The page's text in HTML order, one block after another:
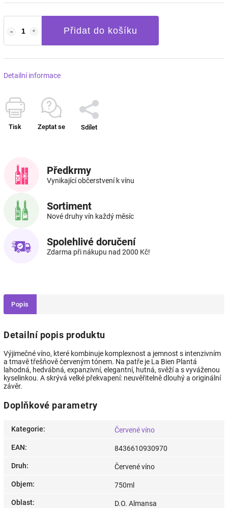
Přidat do košíku
Detailní informace
Tisk Zeptat se Sdílet
Předkrmy
Vynikající občerstvení k vínu
Sortiment
Nové druhy vín každý měsíc
Spolehlivé doručení
Zdarma při nákupu nad 2000 Kč!
Popis
Detailní popis produktu
Výjimečné víno, které kombinuje komplexnost a jemnost s intenzivním
a tmavě třešňově červeným tónem. Na patře je La Bien Plantá
lahodná, hedvábná, expanzivní, elegantní, hutná, svěží a s vyváženou
kyselinkou. A skrývá velké překvapení: neuvěřitelně dlouhý a originální
závěr.
Doplňkové parametry
Kategorie: Červené víno
EAN: 8436610930970
Druh: Červené víno
Objem: 750ml
Oblast: D.O. Almansa